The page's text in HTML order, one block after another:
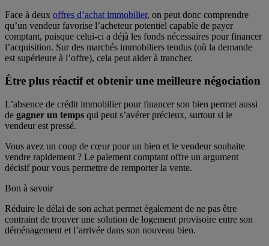
Face à deux offres d’achat immobilier, on peut donc comprendre
qu’un vendeur favorise l’acheteur potentiel capable de payer
comptant, puisque celui-ci a déjà les fonds nécessaires pour financer
l’acquisition. Sur des marchés immobiliers tendus (où la demande
est supérieure à l’offre), cela peut aider à trancher.
Être plus réactif et obtenir une meilleure négociation
L’absence de crédit immobilier pour financer son bien permet aussi
de gagner un temps qui peut s’avérer précieux, surtout si le
vendeur est pressé.
Vous avez un coup de cœur pour un bien et le vendeur souhaite
vendre rapidement ? Le paiement comptant offre un argument
décisif pour vous permettre de remporter la vente.
Bon à savoir
Réduire le délai de son achat permet également de ne pas être
contraint de trouver une solution de logement provisoire entre son
déménagement et l’arrivée dans son nouveau bien.